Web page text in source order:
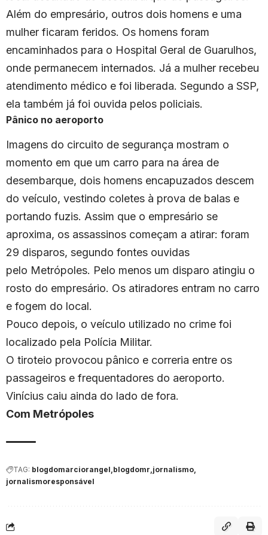
Além do empresário, outros dois homens e uma
mulher ficaram feridos. Os homens foram
encaminhados para o Hospital Geral de Guarulhos,
onde permanecem internados. Já a mulher recebeu
atendimento médico e foi liberada. Segundo a SSP,
ela também já foi ouvida pelos policiais.
Pânico no aeroporto
Imagens do circuito de segurança mostram o
momento em que um carro para na área de
desembarque, dois homens encapuzados descem
do veículo, vestindo coletes à prova de balas e
portando fuzis. Assim que o empresário se
aproxima, os assassinos começam a atirar: foram
29 disparos, segundo fontes ouvidas
pelo Metrópoles. Pelo menos um disparo atingiu o
rosto do empresário. Os atiradores entram no carro
e fogem do local.
Pouco depois, o veículo utilizado no crime foi
localizado pela Polícia Militar.
O tiroteio provocou pânico e correria entre os
passageiros e frequentadores do aeroporto.
Vinícius caiu ainda do lado de fora.
Com Metrópoles
TAG: blogdomarciorangel blogdomr jornalismo
jornalismoresponsável